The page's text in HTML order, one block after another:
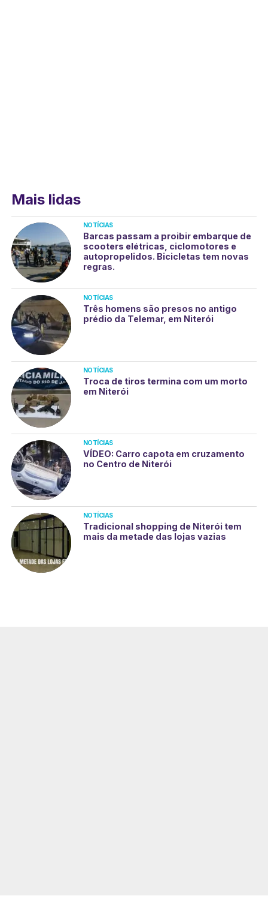
Mais lidas
NOTÍCIAS
Barcas passam a proibir embarque de
scooters elétricas, ciclomotores e
autopropelidos. Bicicletas tem novas
regras.
NOTÍCIAS
Três homens são presos no antigo
prédio da Telemar, em Niterói
NOTÍCIAS
Troca de tiros termina com um morto
em Niterói
NOTÍCIAS
VÍDEO: Carro capota em cruzamento
no Centro de Niterói
NOTÍCIAS
Tradicional shopping de Niterói tem
mais da metade das lojas vazias